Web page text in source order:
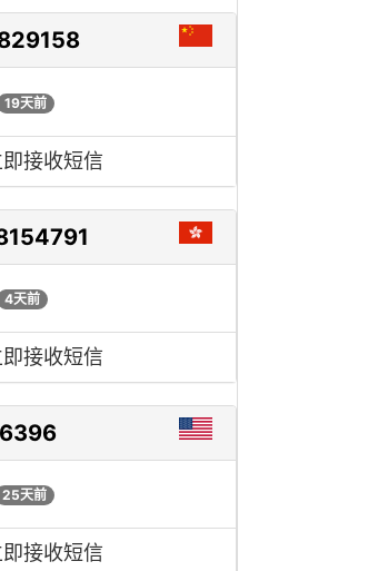
19天前
即接收短信
4天前
即接收短信
25天前
即接收短信